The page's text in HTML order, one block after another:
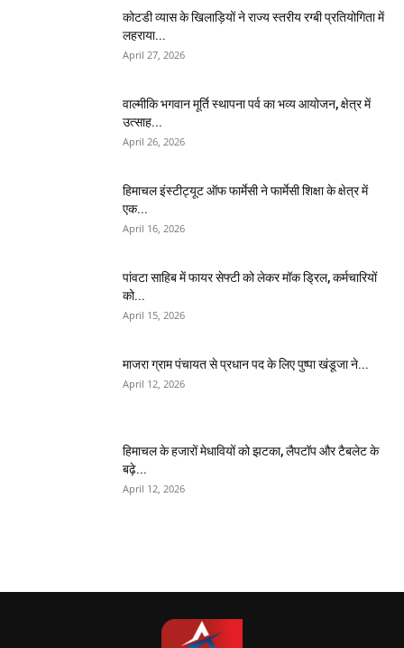
कोटडी व्यास के खिलाड़ियों ने राज्य स्तरीय रग्बी प्रतियोगिता में
लहराया...
April 27, 2026
वाल्मीकि भगवान मूर्ति स्थापना पर्व का भव्य आयोजन, क्षेत्र में
उत्साह...
April 26, 2026
हिमाचल इंस्टीट्यूट ऑफ फार्मेसी ने फार्मेसी शिक्षा के क्षेत्र में
एक...
April 16, 2026
पांवटा साहिब में फायर सेफ्टी को लेकर मॉक ड्रिल, कर्मचारियों
को...
April 15, 2026
माजरा ग्राम पंचायत से प्रधान पद के लिए पुष्पा खंडूजा ने...
April 12, 2026
हिमाचल के हजारों मेधावियों को झटका, लैपटॉप और टैबलेट के
बढ़े...
April 12, 2026